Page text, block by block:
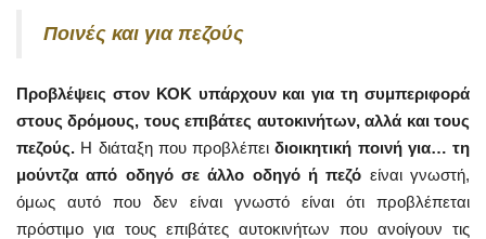
Ποινές και για πεζούς
Προβλέψεις στον ΚΟΚ υπάρχουν και για τη συμπεριφορά
στους δρόμους, τους επιβάτες αυτοκινήτων, αλλά και τους
πεζούς. Η διάταξη που προβλέπειδιοικητική ποινή για… τη
μούντζα από οδηγό σε άλλο οδηγό ή πεζό είναι γνωστή,
όμως αυτό που δεν είναι γνωστό είναι ότι προβλέπεται
πρόστιμο για τους επιβάτες αυτοκινήτων που ανοίγουν τις